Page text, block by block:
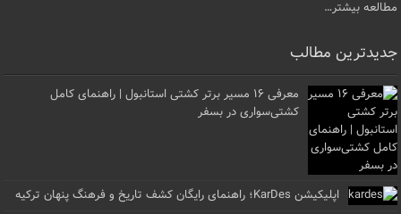
مطالعه بیشتر…
جدیدترین مطالب
معرفی ۱۶ مسیر برتر کشتی استانبول | راهنمای کامل
کشتی‌سواری در بسفر
اپلیکیشن KarDes؛ راهنمای رایگان کشف تاریخ و فرهنگ پنهان ترکیه